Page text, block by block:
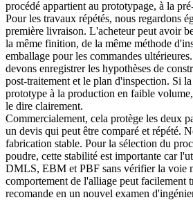
procédé appartient au prototypage, à la
Pour les travaux répétés, nous regardons
première livraison. L'acheteur peut avoir
la même finition, de la même méthode
emballage pour les commandes
devons enregistrer les hypothèses de
post-traitement et le plan d'inspection. Si
prototype à la production en faible
le dire clairement.
Commercialement, cela protège les deux
un devis qui peut être comparé et répété.
fabrication stable. Pour la sélection du
poudre, cette stabilité est importante car
DMLS, EBM et PBF sans vérifier la voie
comportement de l'alliage peut facilement
recomande en un nouvel examen